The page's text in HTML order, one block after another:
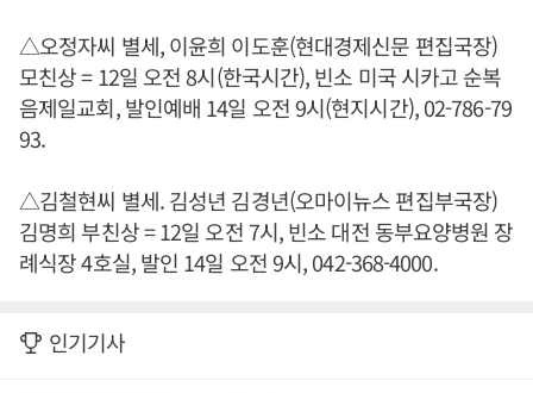
△오정자씨 별세, 이윤희 이도훈(현대경제신문 편집국장)
모친상 = 12일 오전 8시(한국시간), 빈소 미국 시카고 순복
음제일교회, 발인예배 14일 오전 9시(현지시간), 02-786-79
93.
△김철현씨 별세. 김성년 김경년(오마이뉴스 편집부국장)
김명희 부친상 = 12일 오전 7시, 빈소 대전 동부요양병원 장
례식장 4호실, 발인 14일 오전 9시, 042-368-4000.
인기기사